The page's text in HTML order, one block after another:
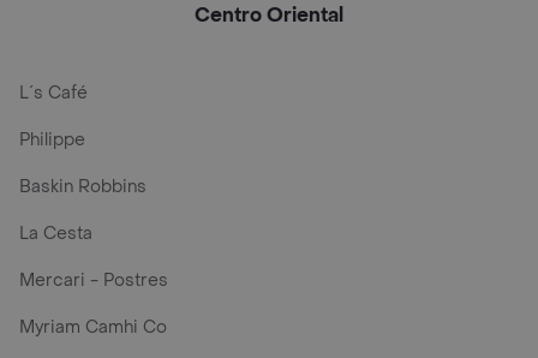
Centro Oriental
L´s Café
Philippe
Baskin Robbins
La Cesta
Mercari - Postres
Myriam Camhi Co